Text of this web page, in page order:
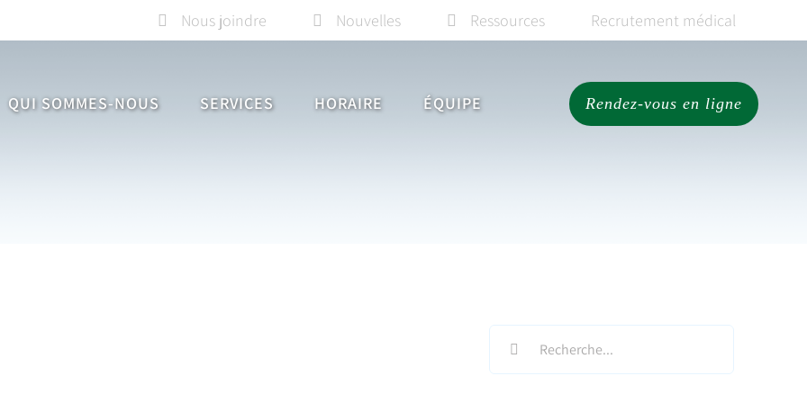
Nous joindre Nouvelles Ressources Recrutement médical
QUI SOMMES-NOUS SERVICES HORAIRE ÉQUIPE Rendez-vous en ligne
Search
for: